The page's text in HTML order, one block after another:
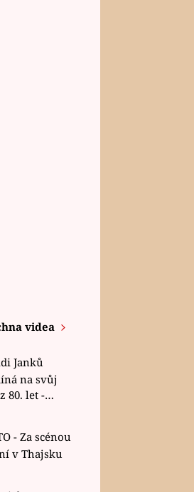
videa
na svůj
80. let -
v Thajsku